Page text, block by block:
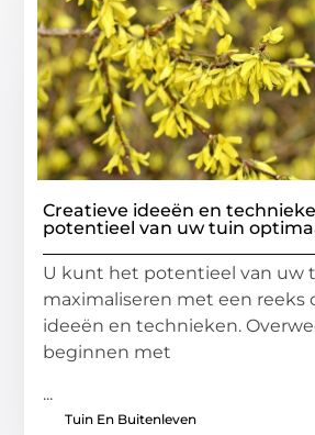
Creatieve ideeën en
potentieel van uw tuin
U kunt het potentieel van uw
maximaliseren met een reeks
ideeën en technieken.
beginnen met
...
Tuin En Buitenleven